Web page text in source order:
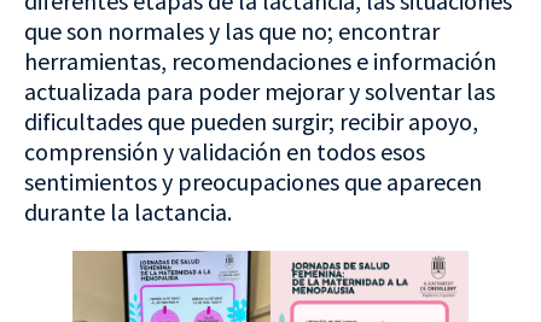
que son normales y las que no; encontrar
herramientas, recomendaciones e información
actualizada para poder mejorar y solventar las
dificultades que pueden surgir; recibir apoyo,
comprensión y validación en todos esos
sentimientos y preocupaciones que aparecen
durante la lactancia.